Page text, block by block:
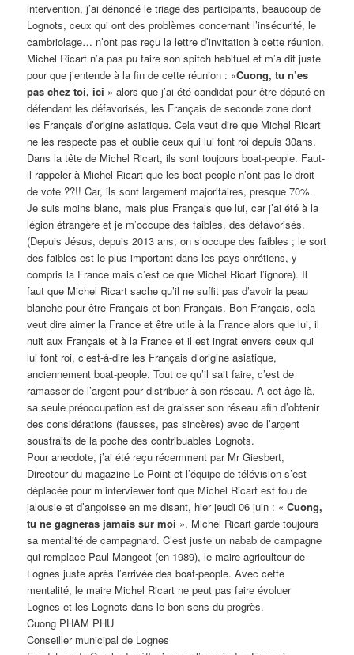
intervention, j’ai dénoncé le triage des participants, beaucoup de
Lognots, ceux qui ont des problèmes concernant l’insécurité, le
cambriolage… n’ont pas reçu la lettre d’invitation à cette réunion.
Michel Ricart n’a pas pu faire son spitch habituel et m’a dit juste
pour que j’entende à la fin de cette réunion : «Cuong, tu n’es
pas chez toi, ici » alors que j’ai été candidat pour être député en
défendant les défavorisés, les Français de seconde zone dont
les Français d’origine asiatique. Cela veut dire que Michel Ricart
ne les respecte pas et oublie ceux qui lui font roi depuis 30ans.
Dans la tête de Michel Ricart, ils sont toujours boat-people. Faut-
il rappeler à Michel Ricart que les boat-people n’ont pas le droit
de vote ??!! Car, ils sont largement majoritaires, presque 70%.
Je suis moins blanc, mais plus Français que lui, car j’ai été à la
légion étrangère et je m’occupe des faibles, des défavorisés.
(Depuis Jésus, depuis 2013 ans, on s’occupe des faibles ; le sort
des faibles est le plus important dans les pays chrétiens, y
compris la France mais c’est ce que Michel Ricart l’ignore). Il
faut que Michel Ricart sache qu’il ne suffit pas d’avoir la peau
blanche pour être Français et bon Français. Bon Français, cela
veut dire aimer la France et être utile à la France alors que lui, il
nuit aux Français et à la France et il est ingrat envers ceux qui
lui font roi, c’est-à-dire les Français d’origine asiatique,
anciennement boat-people. Tout ce qu’il sait faire, c’est de
ramasser de l’argent pour distribuer à son réseau. A cet âge là,
sa seule préoccupation est de graisser son réseau afin d’obtenir
des considérations (fausses, pas sincères) avec de l’argent
soustraits de la poche des contribuables Lognots.
Pour anecdote, j’ai été reçu récemment par Mr Giesbert,
Directeur du magazine Le Point et l’équipe de télévision s’est
déplacée pour m’interviewer font que Michel Ricart est fou de
jalousie et d’angoisse en me disant, hier jeudi 06 juin : «Cuong,
tu ne gagneras jamais sur moi ». Michel Ricart garde toujours
sa mentalité de campagnard. C’est juste un nabab de campagne
qui remplace Paul Mangeot (en 1989), le maire agriculteur de
Lognes juste après l’arrivée des boat-people. Avec cette
mentalité, le maire Michel Ricart ne peut pas faire évoluer
Lognes et les Lognots dans le bon sens du progrès.
Cuong PHAM PHU
Conseiller municipal de Lognes